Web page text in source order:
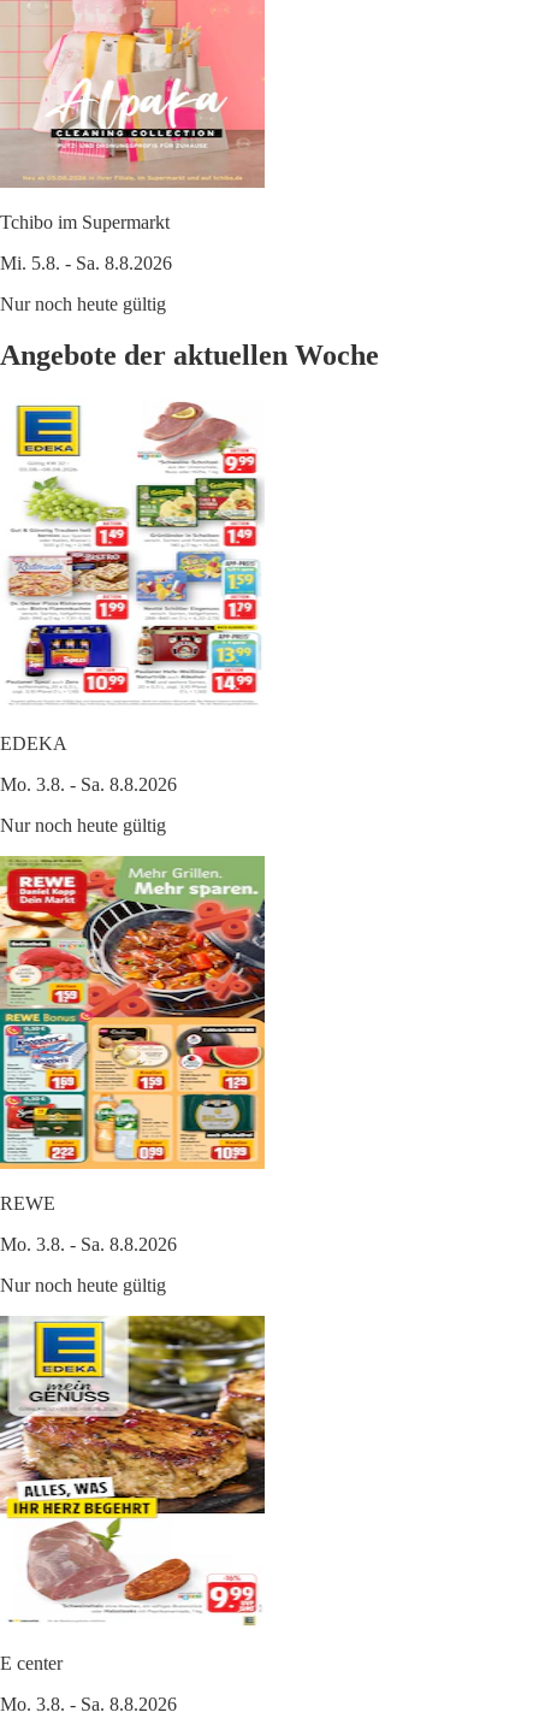
Tchibo im Supermarkt
Mi. 5.8. - Sa. 8.8.2026
Nur noch heute gültig
Angebote der aktuellen Woche
EDEKA
Mo. 3.8. - Sa. 8.8.2026
Nur noch heute gültig
REWE
Mo. 3.8. - Sa. 8.8.2026
Nur noch heute gültig
E center
Mo. 3.8. - Sa. 8.8.2026